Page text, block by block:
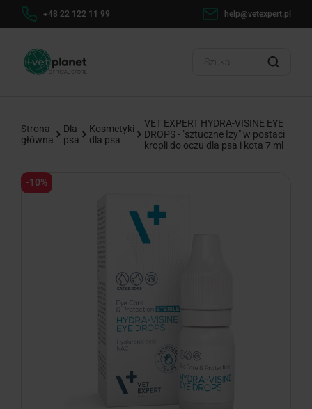
+48 22 122 11 99 help@vetexpert.pl
Strona
główna
Dla
psa
Kosmetyki
dla psa
VET EXPERT HYDRA-VISINE EYE
DROPS - "sztuczne łzy" w postaci
kropli do oczu dla psa i kota 7 ml
-10%